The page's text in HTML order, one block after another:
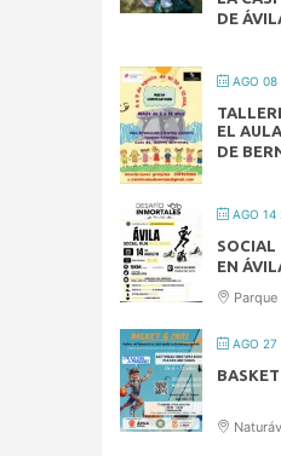
DE
AGO 08
EL
DE
AGO 14
SOCIAL
EN
AGO 27